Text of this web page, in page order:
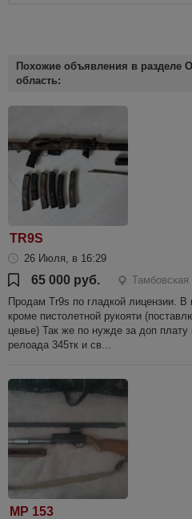
Похожие объявления в разделе
область:
TR9S
26 Июля, в 16:29
65 000 руб.
Тамбовская
Продам Tr9s по гладкой лицензии. В
кроме пистолетной рукояти
цевье) Так же по нужде за доп
релоада 345тк и св...
МР 153